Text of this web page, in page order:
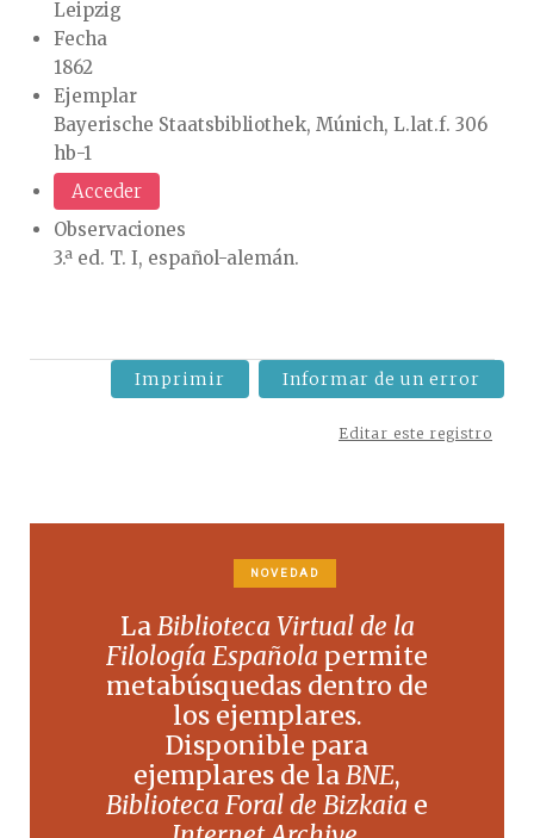
Leipzig
Fecha
1862
Ejemplar
Bayerische Staatsbibliothek, Múnich, L.lat.f. 306
hb-1
Acceder
Observaciones
3.ª ed. T. I, español-alemán.
Imprimir Informar de un error
Editar este registro
NOVEDAD
LaBiblioteca Virtual de la
Filología Española permite
metabúsquedas dentro de
los ejemplares.
Disponible para
ejemplares de laBNE,
Biblioteca Foral de Bizkaia e